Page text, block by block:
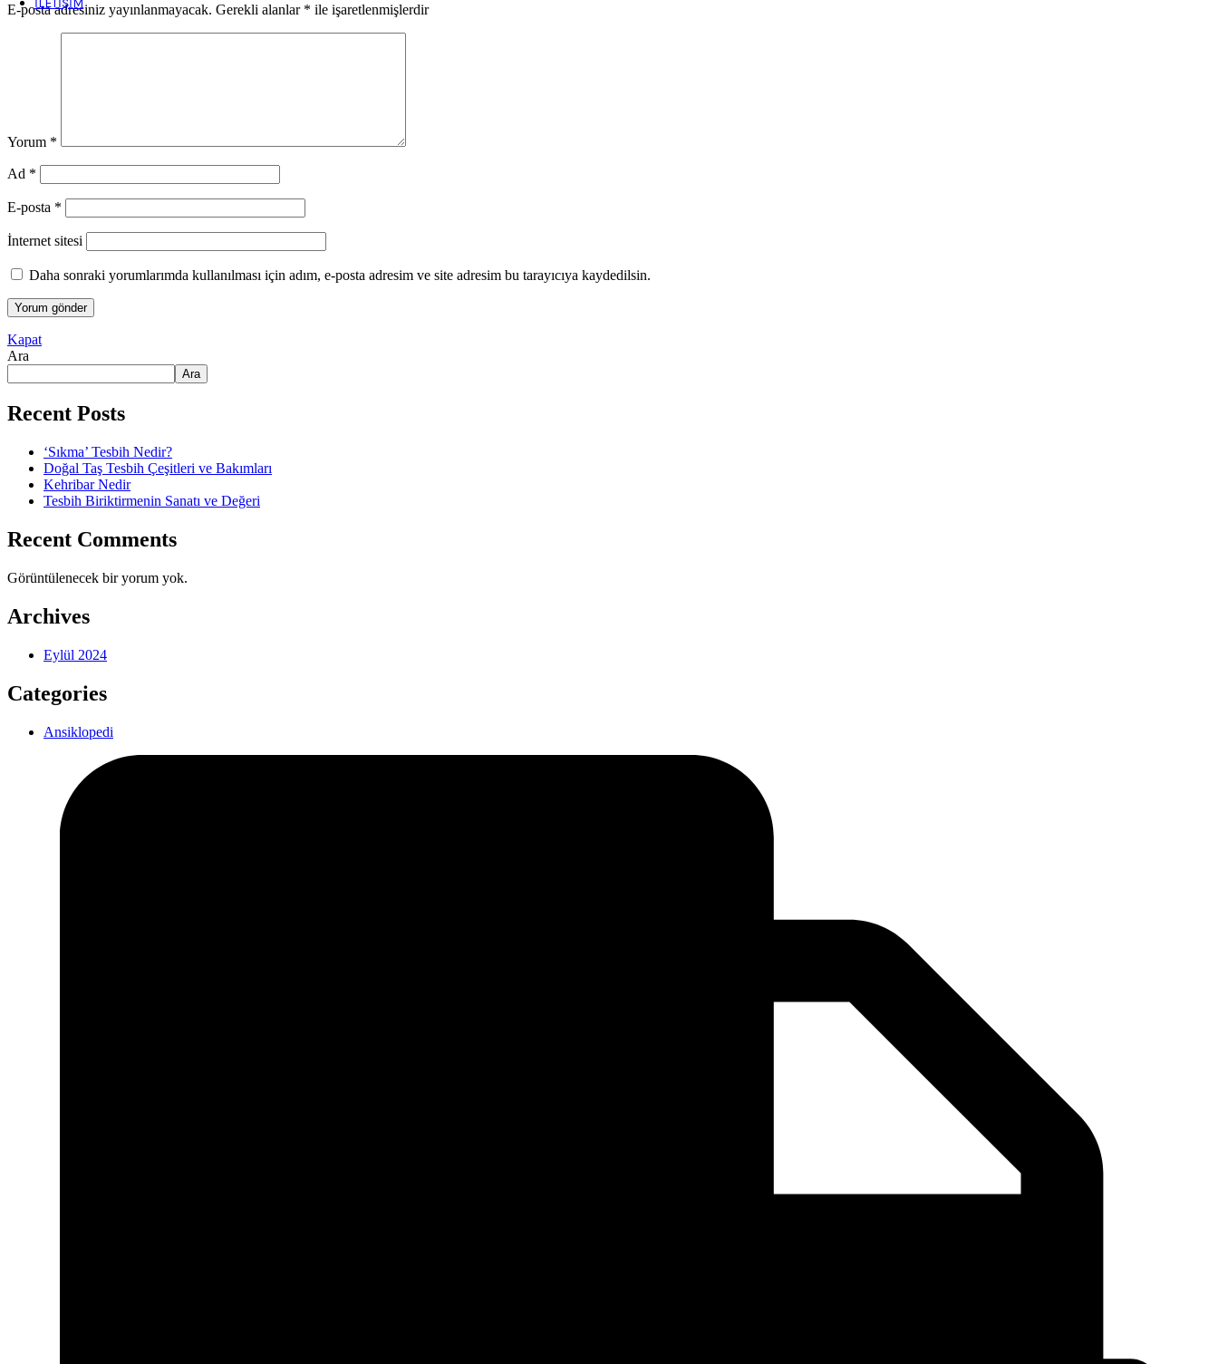
İLETIŞIM
E-posta adresiniz yayınlanmayacak. Gerekli alanlar * ile işaretlenmişlerdir
Yorum *
Ad *
E-posta *
İnternet sitesi
Daha sonraki yorumlarımda kullanılması için adım, e-posta adresim ve site adresim bu tarayıcıya kaydedilsin.
Kapat
Ara
Ara
Recent Posts
‘Sıkma’ Tesbih Nedir?
Doğal Taş Tesbih Çeşitleri ve Bakımları
Kehribar Nedir
Tesbih Biriktirmenin Sanatı ve Değeri
Recent Comments
Görüntülenecek bir yorum yok.
Archives
Eylül 2024
Categories
Ansiklopedi